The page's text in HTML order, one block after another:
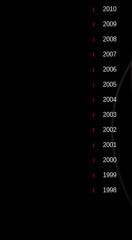
2010
2009
2008
2007
2006
2005
2004
2003
2002
2001
2000
1999
1998